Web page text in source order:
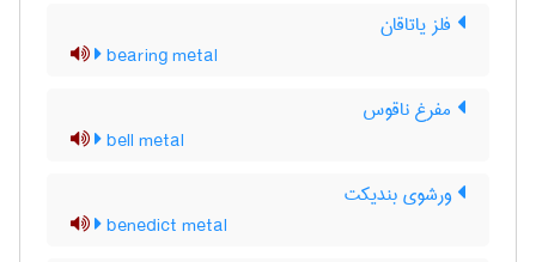
فلز یاتاقان
bearing metal
مفرغ ناقوس
bell metal
ورشوی بندیکت
benedict metal